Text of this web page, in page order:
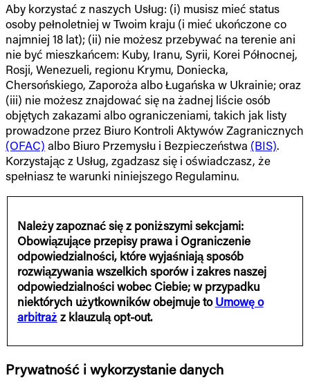
Aby korzystać z naszych Usług: (i) musisz mieć status
osoby pełnoletniej w Twoim kraju (i mieć ukończone co
najmniej 18 lat); (ii) nie możesz przebywać na terenie ani
nie być mieszkańcem: Kuby, Iranu, Syrii, Korei Północnej,
Rosji, Wenezueli, regionu Krymu, Doniecka,
Chersońskiego, Zaporoża albo Ługańska w Ukrainie; oraz
(iii) nie możesz znajdować się na żadnej liście osób
objętych zakazami albo ograniczeniami, takich jak listy
prowadzone przez Biuro Kontroli Aktywów Zagranicznych
(OFAC) albo Biuro Przemysłu i Bezpieczeństwa (BIS).
Korzystając z Usług, zgadzasz się i oświadczasz, że
spełniasz te warunki niniejszego Regulaminu.
Należy zapoznać się z poniższymi sekcjami:
Obowiązujące przepisy prawa i Ograniczenie
odpowiedzialności, które wyjaśniają sposób
rozwiązywania wszelkich sporów i zakres naszej
odpowiedzialności wobec Ciebie; w przypadku
niektórych użytkowników obejmuje toUmowę o
arbitraż z klauzulą opt-out.
Prywatność i wykorzystanie danych